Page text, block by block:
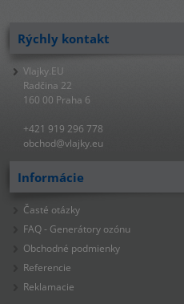
Rýchly kontakt
Vlajky.EU
Radčina 22
160 00 Praha 6
+421 919 296 778
obchod@vlajky.eu
Informácie
Časté otázky
FAQ - Generátory ozónu
Obchodné podmienky
Referencie
Reklamacie